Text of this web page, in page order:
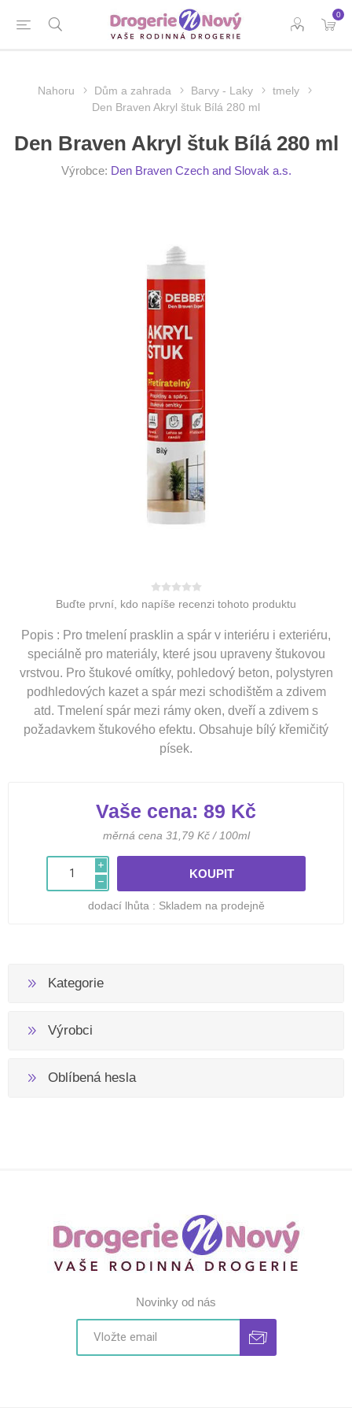
0
Nahoru Dům a zahrada Barvy - Laky
tmely
Den Braven Akryl štuk Bílá 280 ml
Den Braven Akryl štuk Bílá 280 ml
Výrobce: Den Braven Czech and Slovak a.s.
Buďte první, kdo napíše recenzi tohoto produktu
Popis : Pro tmelení prasklin a spár v interiéru i exteriéru,
speciálně pro materiály, které jsou upraveny štukovou
vrstvou. Pro štukové omítky, pohledový beton, polystyren
podhledových kazet a spár mezi schodištěm a zdivem
atd. Tmelení spár mezi rámy oken, dveří a zdivem s
požadavkem štukového efektu. Obsahuje bílý křemičitý
písek.
Vaše cena: 89 Kč
měrná cena 31,79 Kč / 100ml
i
h
dodací lhůta : Skladem na prodejně
Kategorie
Výrobci
Oblíbená hesla
Novinky od nás